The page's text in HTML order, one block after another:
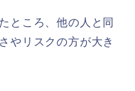
ところ、他の人と同
やリスクの方が大き